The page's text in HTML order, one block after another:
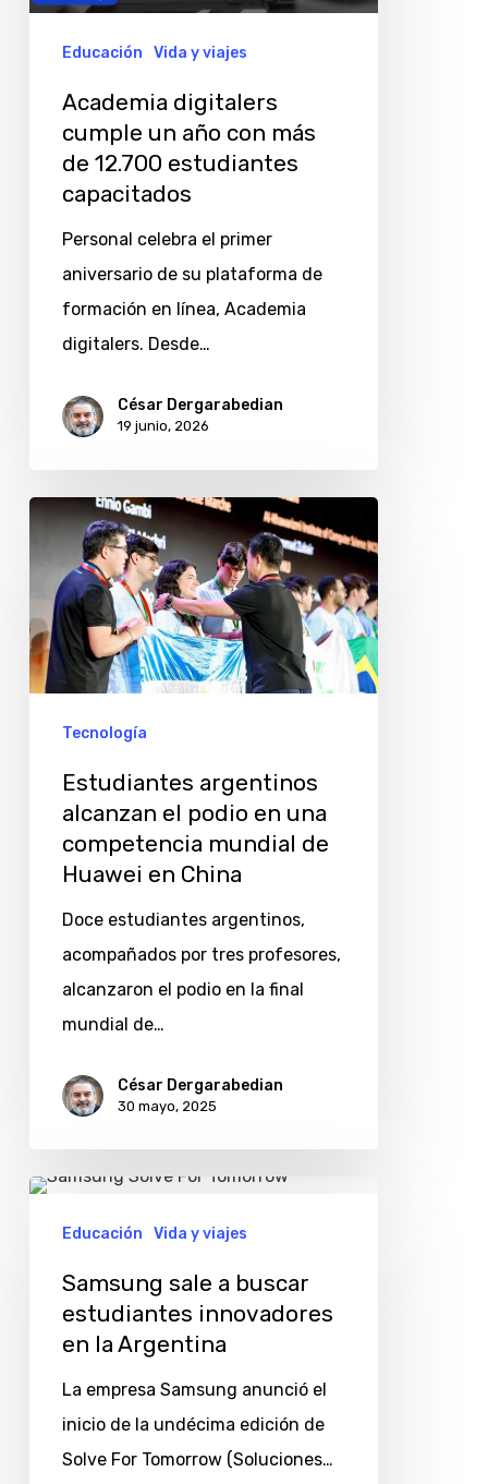
con
12.700
estudiantes
capacitados
Educación Vida y viajes
Academia digitalers
cumple un año con más
de 12.700 estudiantes
capacitados
Personal celebra el primer
aniversario de su plataforma de
formación en línea, Academia
digitalers. Desde…
César Dergarabedian
19 junio, 2026
Estudiantes
argentinos
alcanzan
el
podio
en
mundial
Huawei
China
Tecnología
Estudiantes argentinos
alcanzan el podio en una
competencia mundial de
Huawei en China
Doce estudiantes argentinos,
acompañados por tres profesores,
alcanzaron el podio en la final
mundial de…
César Dergarabedian
30 mayo, 2025
Samsung
buscar
estudiantes
Argentina
Educación Vida y viajes
Samsung sale a buscar
estudiantes innovadores
en la Argentina
La empresa Samsung anunció el
inicio de la undécima edición de
Solve For Tomorrow (Soluciones…